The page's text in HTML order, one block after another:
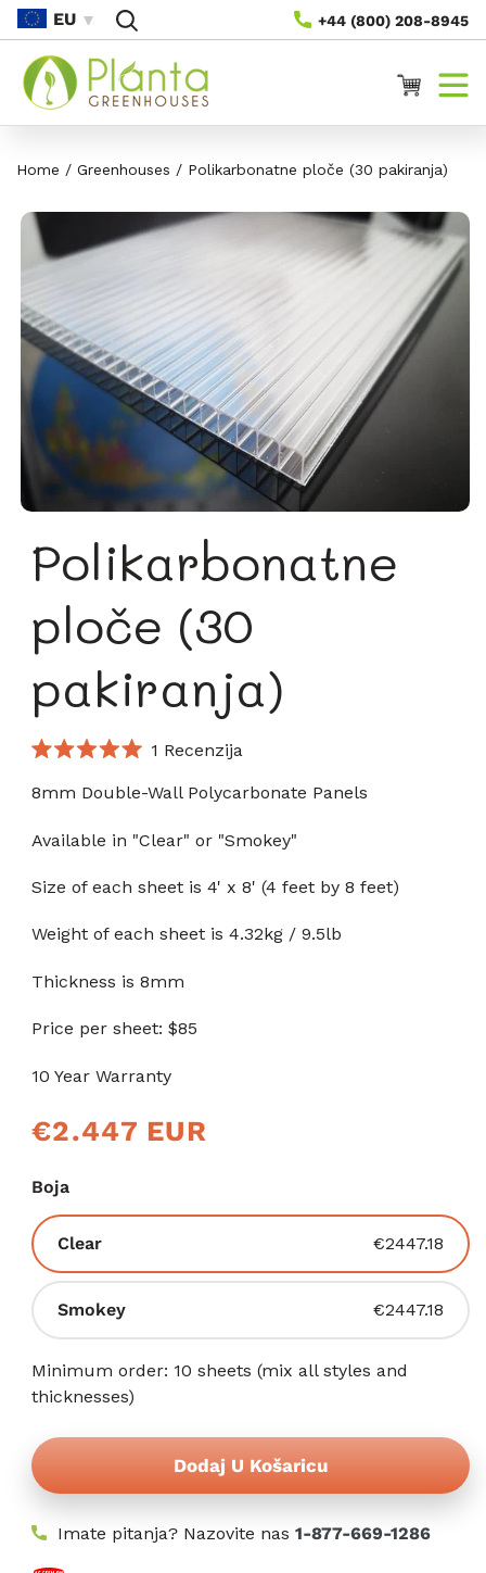
Skip To
Content
+44 (800) 208-8945
EU
Košarica
Home / Greenhouses / Polikarbonatne ploče (30 pakiranja)
Polikarbonatne
ploče (30
pakiranja)
s
5.0
5
1 Recenzija
pomicanje
recenzije
8mm Double-Wall Polycarbonate Panels
Available in "Clear" or "Smokey"
Size of each sheet is 4' x 8' (4 feet by 8 feet)
Weight of each sheet is 4.32kg / 9.5lb
Thickness is 8mm
Price per sheet: $85
10 Year Warranty
Redovna
€2.447 EUR
Boja
ClearVarijanta
rasprodana
nedostupna
€2447.18
SmokeyVarijanta
rasprodana
nedostupna
€2447.18
Minimum order: 10 sheets (mix all styles and
thicknesses)
Dodaj U Košaricu
Imate pitanja? Nazovite nas 1-877-669-1286